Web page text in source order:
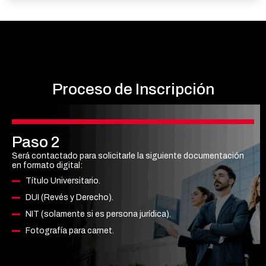
Proceso de Inscripción
Paso 2
Será contactado para solicitarle la siguiente documentación
en formato digital:
Título Universitario.
DUI (Revés y Derecho).
NIT (solamente si es persona jurídica).
Fotografía para carnet.